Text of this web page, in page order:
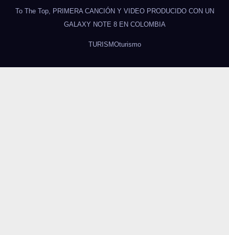
To The Top, PRIMERA CANCIÓN Y VIDEO PRODUCIDO CON UN
GALAXY NOTE 8 EN COLOMBIA
TURISMOturismo